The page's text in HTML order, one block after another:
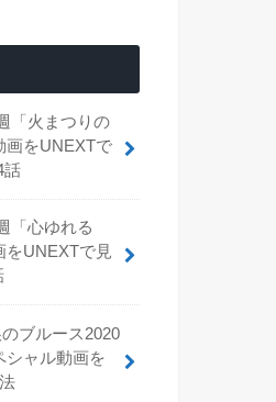
「火まつりの
画をUNEXTで
話
「心ゆれる
をUNEXTで見
ブルース2020
シャル動画を